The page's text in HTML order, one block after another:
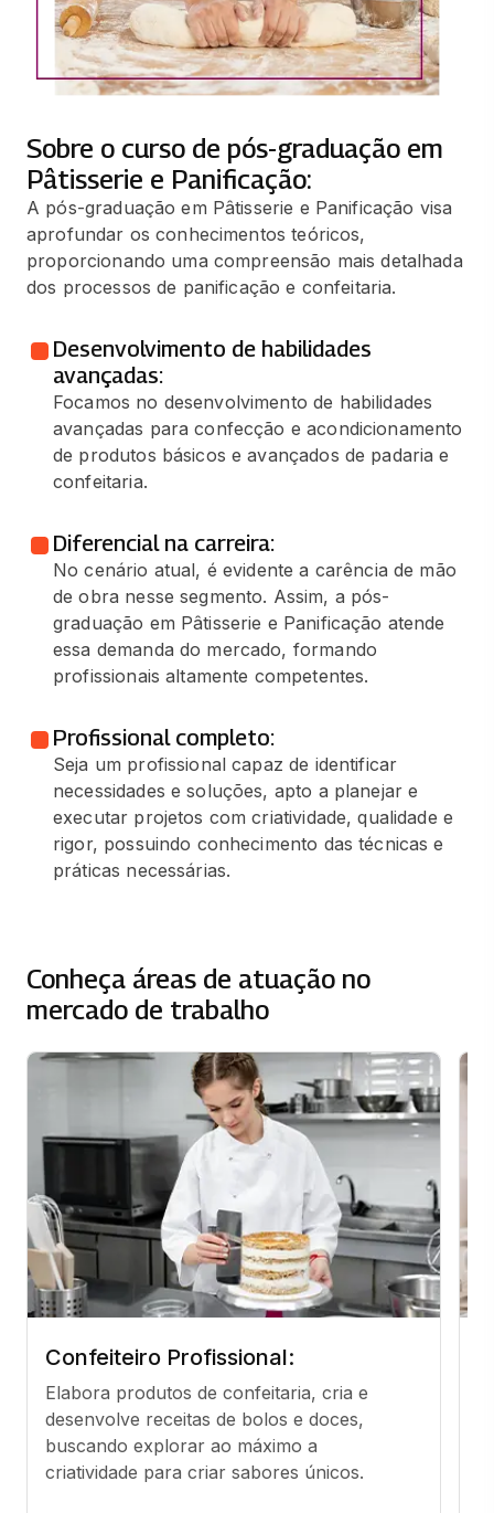
Sobre o curso de pós-graduação em
Pâtisserie e Panificação:
A pós-graduação em Pâtisserie e Panificação visa
aprofundar os conhecimentos teóricos,
proporcionando uma compreensão mais detalhada
dos processos de panificação e confeitaria.
Desenvolvimento de habilidades
avançadas:
Focamos no desenvolvimento de habilidades
avançadas para confecção e acondicionamento
de produtos básicos e avançados de padaria e
confeitaria.
Diferencial na carreira:
No cenário atual, é evidente a carência de mão
de obra nesse segmento. Assim, a pós-
graduação em Pâtisserie e Panificação atende
essa demanda do mercado, formando
profissionais altamente competentes.
Profissional completo:
Seja um profissional capaz de identificar
necessidades e soluções, apto a planejar e
executar projetos com criatividade, qualidade e
rigor, possuindo conhecimento das técnicas e
práticas necessárias.
Conheça áreas de atuação no
mercado de trabalho
Confeiteiro Profissional:
Elabora produtos de confeitaria, cria e
desenvolve receitas de bolos e doces,
buscando explorar ao máximo a
criatividade para criar sabores únicos.